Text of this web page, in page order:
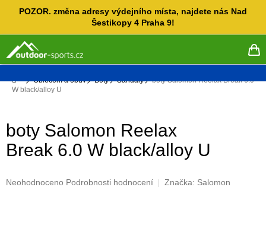
POZOR. změna adresy výdejního místa, najdete nás Nad
Šestikopy 4 Praha 9!
Domů
Oblečení a obuv Boty Sandály
boty Salomon Reelax Break 6.0
W black/alloy U
boty Salomon Reelax
Break 6.0 W black/alloy U
Průměrné
Neohodnoceno Podrobnosti hodnocení Značka: Salomon